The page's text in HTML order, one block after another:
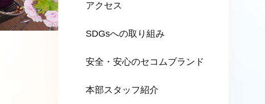
アクセス
SDGsへの取り組み
安全・安心のセコムブランド
本部スタッフ紹介